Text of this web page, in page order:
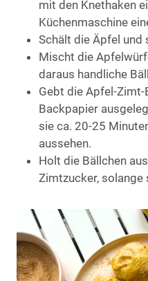
mit den Knethaken
Küchenmaschine
Schält die Äpfel und
Mischt die
daraus handliche
Gebt die Apfel-
Backpapier
sie ca. 20-25
aussehen.
Holt die Bällchen
Zimtzucker, solange